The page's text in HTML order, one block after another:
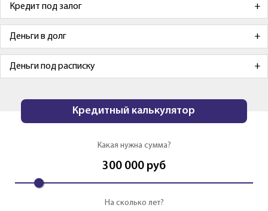
Кредит под залог
Деньги в долг
Деньги под расписку
Кредитный калькулятор
Какая нужна сумма?
300 000 руб
На сколько лет?